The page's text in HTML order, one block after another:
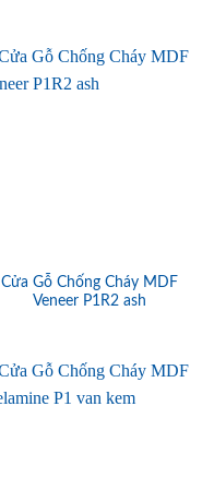
Cửa Gỗ Chống Cháy MDF
Veneer P1R2 ash